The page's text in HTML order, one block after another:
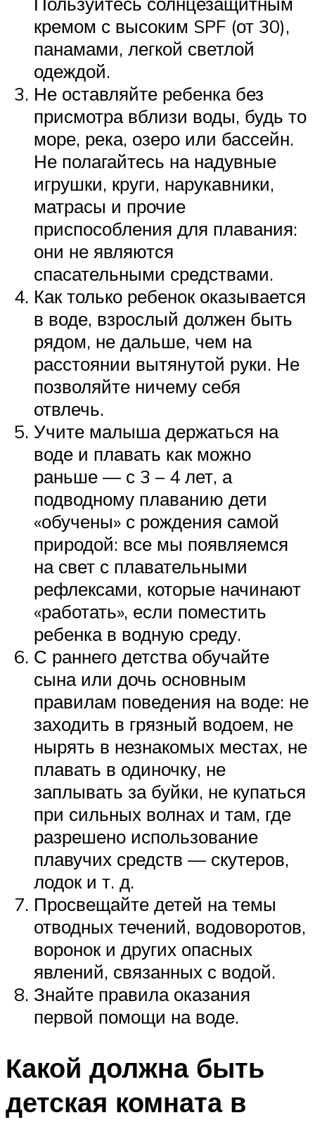
кремом с высоким SPF (от 30),
панамами, легкой светлой
одеждой.
Не оставляйте ребенка без
присмотра вблизи воды, будь то
море, река, озеро или бассейн.
Не полагайтесь на надувные
игрушки, круги, нарукавники,
матрасы и прочие
приспособления для плавания:
они не являются
спасательными средствами.
Как только ребенок оказывается
в воде, взрослый должен быть
рядом, не дальше, чем на
расстоянии вытянутой руки. Не
позволяйте ничему себя
отвлечь.
Учите малыша держаться на
воде и плавать как можно
раньше — с 3 – 4 лет, а
подводному плаванию дети
«обучены» с рождения самой
природой: все мы появляемся
на свет с плавательными
рефлексами, которые начинают
«работать», если поместить
ребенка в водную среду.
С раннего детства обучайте
сына или дочь основным
правилам поведения на воде: не
заходить в грязный водоем, не
нырять в незнакомых местах, не
плавать в одиночку, не
заплывать за буйки, не купаться
при сильных волнах и там, где
разрешено использование
плавучих средств — скутеров,
лодок и т. д.
Просвещайте детей на темы
отводных течений, водоворотов,
воронок и других опасных
явлений, связанных с водой.
Знайте правила оказания
первой помощи на воде.
Какой должна быть
детская комната в